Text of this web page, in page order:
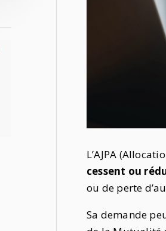
L’AJPA
cessent ou
ou de perte
Sa demande